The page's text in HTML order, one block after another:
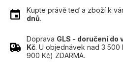
Kupte právě teď a zboží k
dnů.
Doprava GLS - doručení do
Kč. U objednávek nad 3 500
900 Kč) ZDARMA.